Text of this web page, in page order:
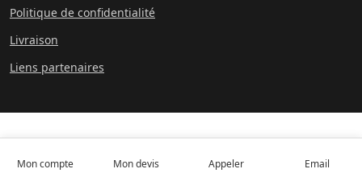
Politique de confidentialité
Livraison
Liens partenaires
Mon compte Mon devis Appeler Email